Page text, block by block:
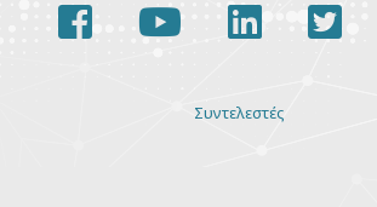
facebookyoutube
Συντελεστές